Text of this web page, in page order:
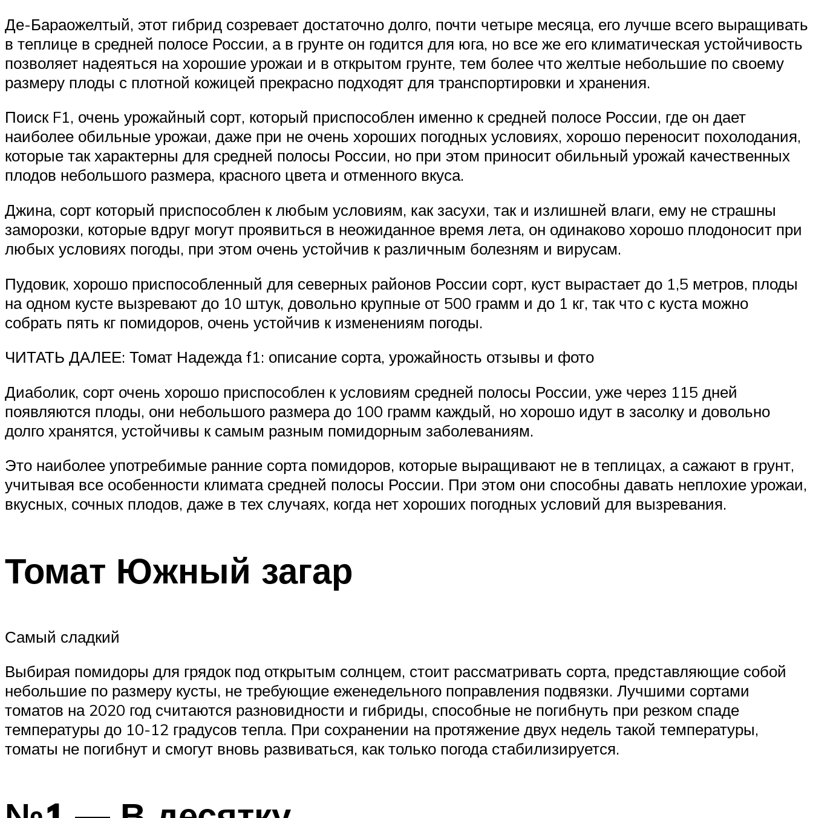
Де-Бараожелтый, этот гибрид созревает достаточно долго, почти четыре месяца, его лучше всего выращивать
в теплице в средней полосе России, а в грунте он годится для юга, но все же его климатическая устойчивость
позволяет надеяться на хорошие урожаи и в открытом грунте, тем более что желтые небольшие по своему
размеру плоды с плотной кожицей прекрасно подходят для транспортировки и хранения.
Поиск F1, очень урожайный сорт, который приспособлен именно к средней полосе России, где он дает
наиболее обильные урожаи, даже при не очень хороших погодных условиях, хорошо переносит похолодания,
которые так характерны для средней полосы России, но при этом приносит обильный урожай качественных
плодов небольшого размера, красного цвета и отменного вкуса.
Джина, сорт который приспособлен к любым условиям, как засухи, так и излишней влаги, ему не страшны
заморозки, которые вдруг могут проявиться в неожиданное время лета, он одинаково хорошо плодоносит при
любых условиях погоды, при этом очень устойчив к различным болезням и вирусам.
Пудовик, хорошо приспособленный для северных районов России сорт, куст вырастает до 1,5 метров, плоды
на одном кусте вызревают до 10 штук, довольно крупные от 500 грамм и до 1 кг, так что с куста можно
собрать пять кг помидоров, очень устойчив к изменениям погоды.
ЧИТАТЬ ДАЛЕЕ: Томат Надежда f1: описание сорта, урожайность отзывы и фото
Диаболик, сорт очень хорошо приспособлен к условиям средней полосы России, уже через 115 дней
появляются плоды, они небольшого размера до 100 грамм каждый, но хорошо идут в засолку и довольно
долго хранятся, устойчивы к самым разным помидорным заболеваниям.
Это наиболее употребимые ранние сорта помидоров, которые выращивают не в теплицах, а сажают в грунт,
учитывая все особенности климата средней полосы России. При этом они способны давать неплохие урожаи,
вкусных, сочных плодов, даже в тех случаях, когда нет хороших погодных условий для вызревания.
Томат Южный загар
Самый сладкий
Выбирая помидоры для грядок под открытым солнцем, стоит рассматривать сорта, представляющие собой
небольшие по размеру кусты, не требующие еженедельного поправления подвязки. Лучшими сортами
томатов на 2020 год считаются разновидности и гибриды, способные не погибнуть при резком спаде
температуры до 10-12 градусов тепла. При сохранении на протяжение двух недель такой температуры,
томаты не погибнут и смогут вновь развиваться, как только погода стабилизируется.